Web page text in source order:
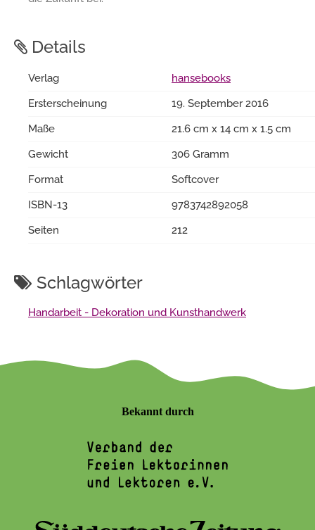
Details
Verlag
hansebooks
Ersterscheinung
19. September 2016
Maße
21.6 cm x 14 cm x 1.5 cm
Gewicht
306 Gramm
Format
Softcover
ISBN-13
9783742892058
Seiten
212
Schlagwörter
Handarbeit - Dekoration und Kunsthandwerk
Bekannt durch